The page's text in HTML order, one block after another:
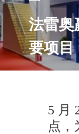
法雷奥
要项目
5 月
点，